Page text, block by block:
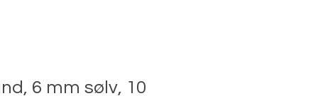
6 mm sølv, 10